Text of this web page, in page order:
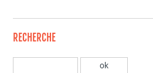
RECHERCHE